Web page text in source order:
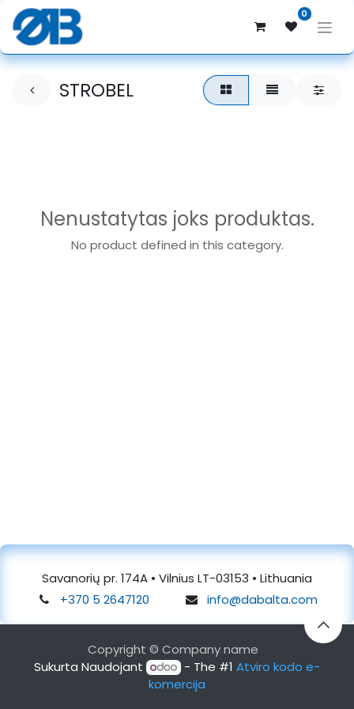
0
STROBEL
Nenustatytas joks produktas.
No product defined in this category.
Savanorių pr. 174A • Vilnius LT-03153 • Lithuania
+370 5 2647120
info@dabalta.com
Copyright © Company name
Sukurta Naudojant
- The #1 Atviro kodo e-
komercija